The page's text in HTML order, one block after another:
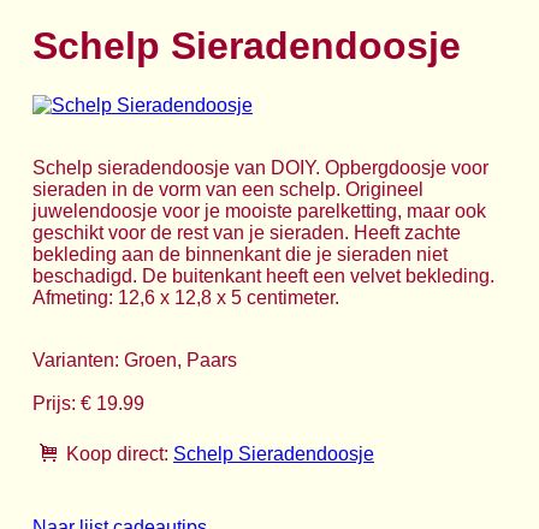
Schelp Sieradendoosje
Schelp sieradendoosje van DOIY. Opbergdoosje voor
sieraden in de vorm van een schelp. Origineel
juwelendoosje voor je mooiste parelketting, maar ook
geschikt voor de rest van je sieraden. Heeft zachte
bekleding aan de binnenkant die je sieraden niet
beschadigd. De buitenkant heeft een velvet bekleding.
Afmeting: 12,6 x 12,8 x 5 centimeter.
Varianten: Groen, Paars
Prijs: € 19.99
Koop direct: Schelp Sieradendoosje